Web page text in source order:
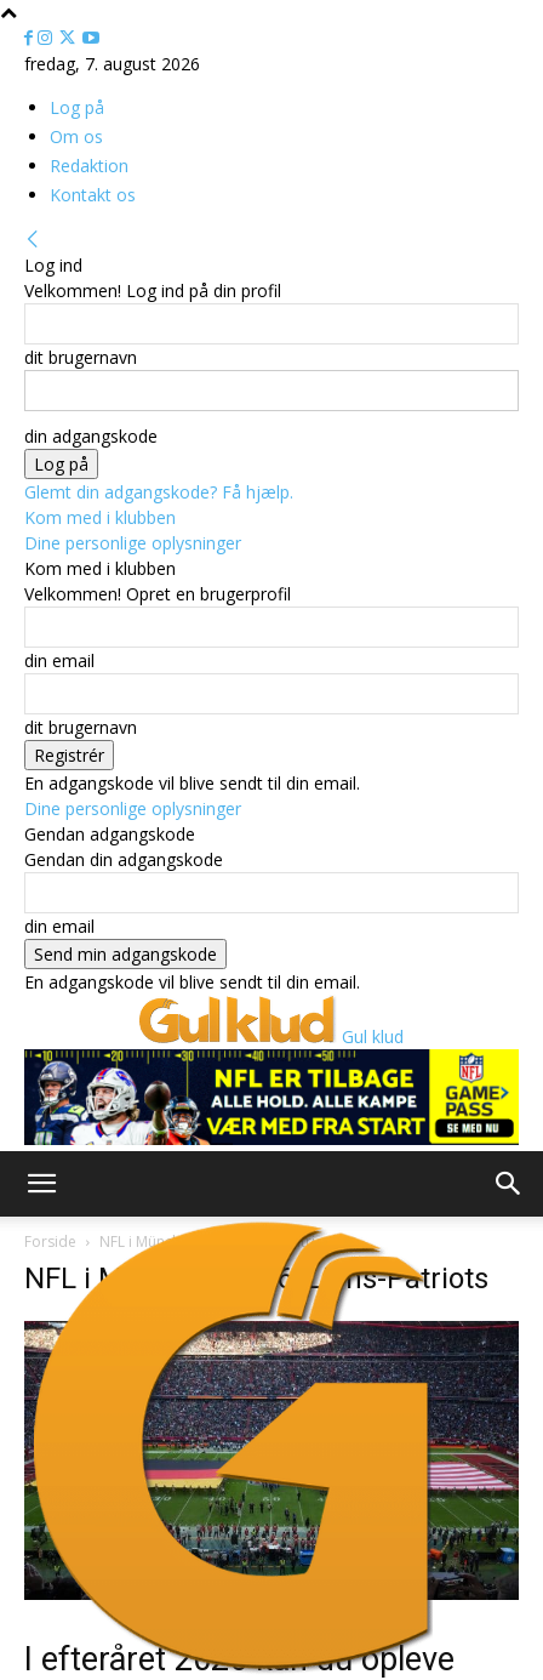
fredag, 7. august 2026
Log på
Om os
Redaktion
Kontakt os
Log ind
Velkommen! Log ind på din profil
dit brugernavn
din adgangskode
Glemt din adgangskode? Få hjælp.
Kom med i klubben
Dine personlige oplysninger
Kom med i klubben
Velkommen! Opret en brugerprofil
din email
dit brugernavn
En adgangskode vil blive sendt til din email.
Dine personlige oplysninger
Gendan adgangskode
Gendan din adgangskode
din email
En adgangskode vil blive sendt til din email.
Gul klud
Forside NFL i München 2026: Lions-Patriots
NFL i München 2026: Lions-Patriots
I efteråret 2026 kan du opleve